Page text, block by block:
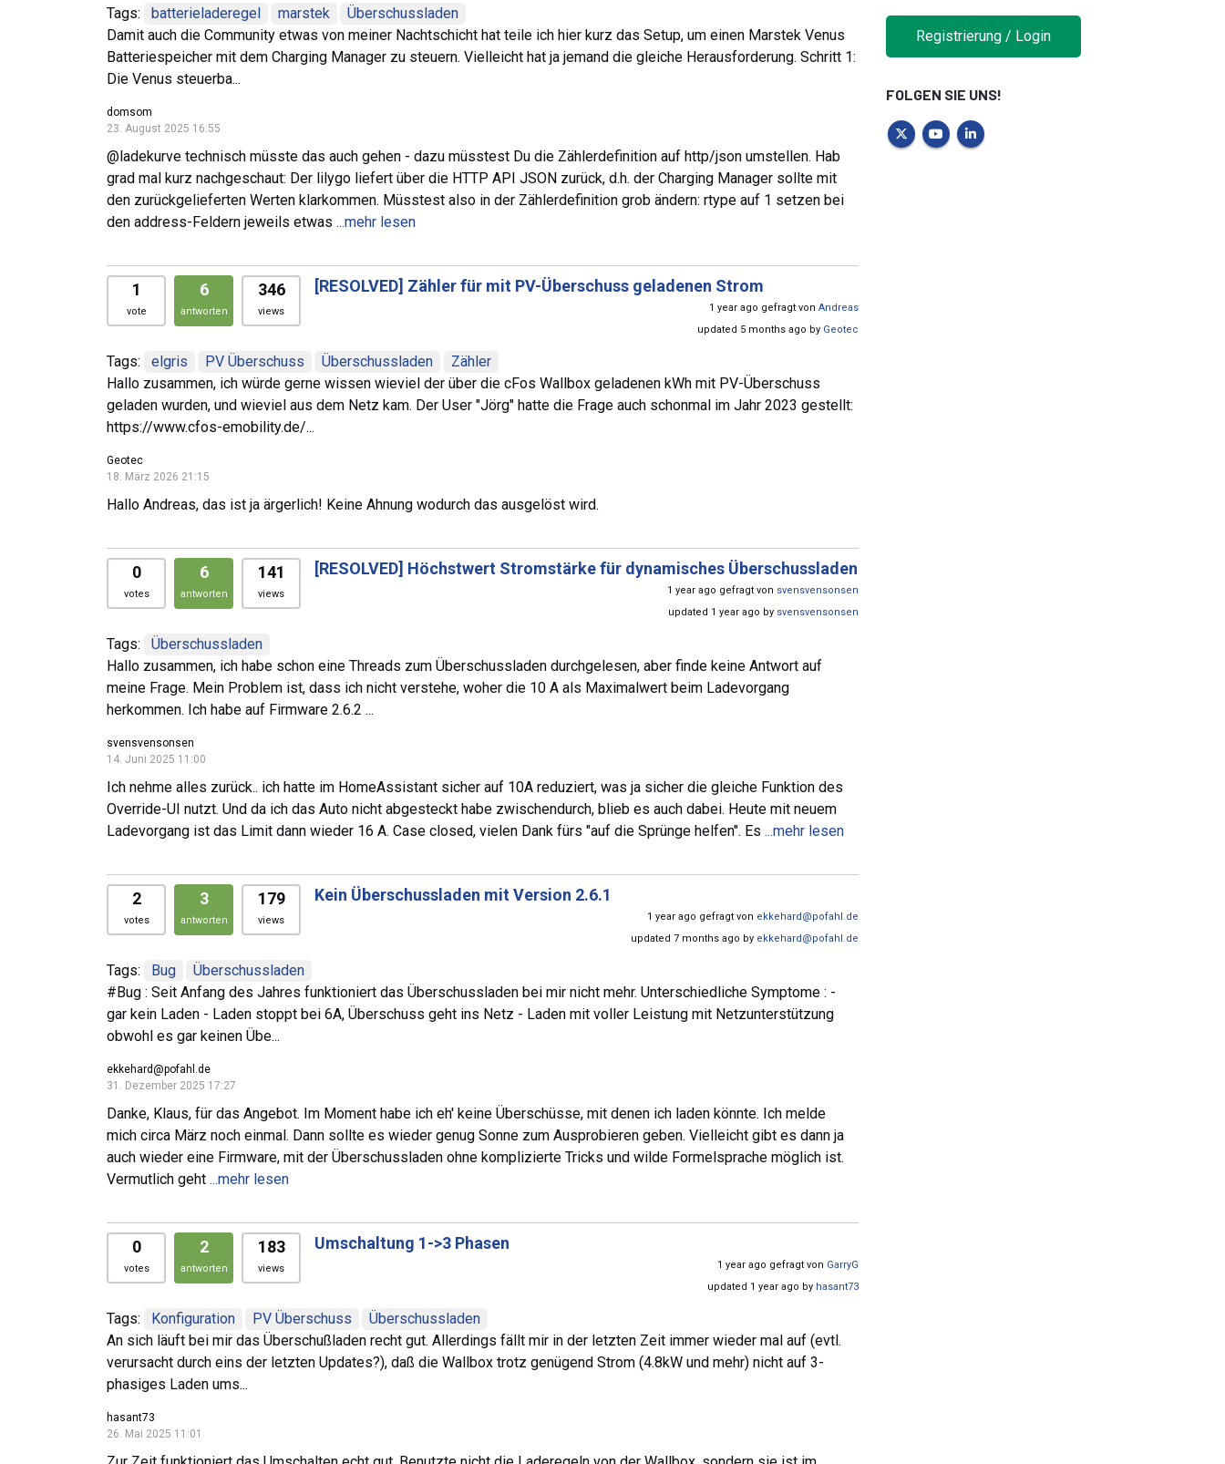
Tags: batterieladeregel marstek
Überschussladen
Damit auch die Community etwas von meiner Nachtschicht hat teile ich hier kurz das Setup, um einen Marstek Venus
Batteriespeicher mit dem Charging Manager zu steuern. Vielleicht hat ja jemand die gleiche Herausforderung. Schritt 1:
Die Venus steuerba...
domsom
23. August 2025 16:55
@ladekurve technisch müsste das auch gehen - dazu müsstest Du die Zählerdefinition auf http/json umstellen. Hab
grad mal kurz nachgeschaut: Der lilygo liefert über die HTTP API JSON zurück, d.h. der Charging Manager sollte mit
den zurückgelieferten Werten klarkommen. Müsstest also in der Zählerdefinition grob ändern: rtype auf 1 setzen bei
den address-Feldern jeweils etwas ...mehr lesen
1
vote
6
antworten
346
views
[RESOLVED] Zähler für mit PV-Überschuss geladenen Strom
1 year ago gefragt von Andreas
updated 5 months ago by Geotec
Tags: elgris PV Überschuss Überschussladen
Zähler
Hallo zusammen, ich würde gerne wissen wieviel der über die cFos Wallbox geladenen kWh mit PV-Überschuss
geladen wurden, und wieviel aus dem Netz kam. Der User "Jörg" hatte die Frage auch schonmal im Jahr 2023 gestellt:
https://www.cfos-emobility.de/...
Geotec
18. März 2026 21:15
Hallo Andreas, das ist ja ärgerlich! Keine Ahnung wodurch das ausgelöst wird.
0
votes
6
antworten
141
views
[RESOLVED] Höchstwert Stromstärke für dynamisches Überschussladen
1 year ago gefragt von svensvensonsen
updated 1 year ago by svensvensonsen
Tags:
Überschussladen
Hallo zusammen, ich habe schon eine Threads zum Überschussladen durchgelesen, aber finde keine Antwort auf
meine Frage. Mein Problem ist, dass ich nicht verstehe, woher die 10 A als Maximalwert beim Ladevorgang
herkommen. Ich habe auf Firmware 2.6.2 ...
svensvensonsen
14. Juni 2025 11:00
Ich nehme alles zurück.. ich hatte im HomeAssistant sicher auf 10A reduziert, was ja sicher die gleiche Funktion des
Override-UI nutzt. Und da ich das Auto nicht abgesteckt habe zwischendurch, blieb es auch dabei. Heute mit neuem
Ladevorgang ist das Limit dann wieder 16 A. Case closed, vielen Dank fürs "auf die Sprünge helfen". Es ...mehr lesen
2
votes
3
antworten
179
views
Kein Überschussladen mit Version 2.6.1
1 year ago gefragt von ekkehard@pofahl.de
updated 7 months ago by ekkehard@pofahl.de
Tags: Bug
Überschussladen
#Bug : Seit Anfang des Jahres funktioniert das Überschussladen bei mir nicht mehr. Unterschiedliche Symptome : -
gar kein Laden - Laden stoppt bei 6A, Überschuss geht ins Netz - Laden mit voller Leistung mit Netzunterstützung
obwohl es gar keinen Übe...
ekkehard@pofahl.de
31. Dezember 2025 17:27
Danke, Klaus, für das Angebot. Im Moment habe ich eh' keine Überschüsse, mit denen ich laden könnte. Ich melde
mich circa März noch einmal. Dann sollte es wieder genug Sonne zum Ausprobieren geben. Vielleicht gibt es dann ja
auch wieder eine Firmware, mit der Überschussladen ohne komplizierte Tricks und wilde Formelsprache möglich ist.
Vermutlich geht ...mehr lesen
0
votes
2
antworten
183
views
Umschaltung 1->3 Phasen
1 year ago gefragt von GarryG
updated 1 year ago by hasant73
Tags: Konfiguration PV Überschuss
Überschussladen
An sich läuft bei mir das Überschußladen recht gut. Allerdings fällt mir in der letzten Zeit immer wieder mal auf (evtl.
verursacht durch eins der letzten Updates?), daß die Wallbox trotz genügend Strom (4.8kW und mehr) nicht auf 3-
phasiges Laden ums...
hasant73
26. Mai 2025 11:01
Registrierung / Login
FOLGEN SIE UNS!